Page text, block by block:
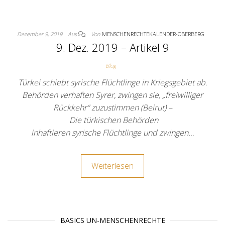
Dezember 9, 2019 Aus Von MENSCHENRECHTEKALENDER-OBERBERG
9. Dez. 2019 – Artikel 9
Blog
Türkei schiebt syrische Flüchtlinge in Kriegsgebiet ab.
Behörden verhaften Syrer, zwingen sie, „freiwilliger
Rückkehr“ zuzustimmen (Beirut) –
Die türkischen Behörden
inhaftieren syrische Flüchtlinge und zwingen…
Weiterlesen
BASICS UN-MENSCHENRECHTE